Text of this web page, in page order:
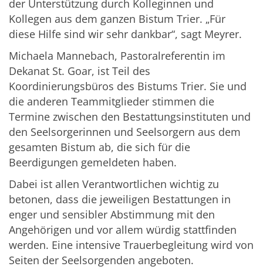
der Unterstützung durch Kolleginnen und
Kollegen aus dem ganzen Bistum Trier. „Für
diese Hilfe sind wir sehr dankbar“, sagt Meyrer.
Michaela Mannebach, Pastoralreferentin im
Dekanat St. Goar, ist Teil des
Koordinierungsbüros des Bistums Trier. Sie und
die anderen Teammitglieder stimmen die
Termine zwischen den Bestattungsinstituten und
den Seelsorgerinnen und Seelsorgern aus dem
gesamten Bistum ab, die sich für die
Beerdigungen gemeldeten haben.
Dabei ist allen Verantwortlichen wichtig zu
betonen, dass die jeweiligen Bestattungen in
enger und sensibler Abstimmung mit den
Angehörigen und vor allem würdig stattfinden
werden. Eine intensive Trauerbegleitung wird von
Seiten der Seelsorgenden angeboten.